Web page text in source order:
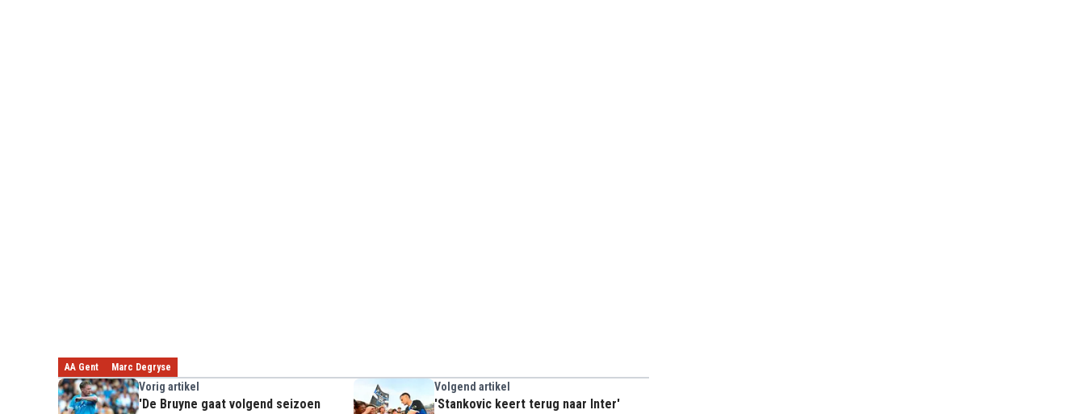
AA Gent Marc Degryse
Vorig artikel
'De Bruyne gaat volgend seizoen
Volgend artikel
'Stankovic keert terug naar Inter'